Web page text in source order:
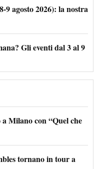
9 agosto 2026): la nostra
Gli eventi dal 3 al 9
Milano con “Quel che
tornano in tour a